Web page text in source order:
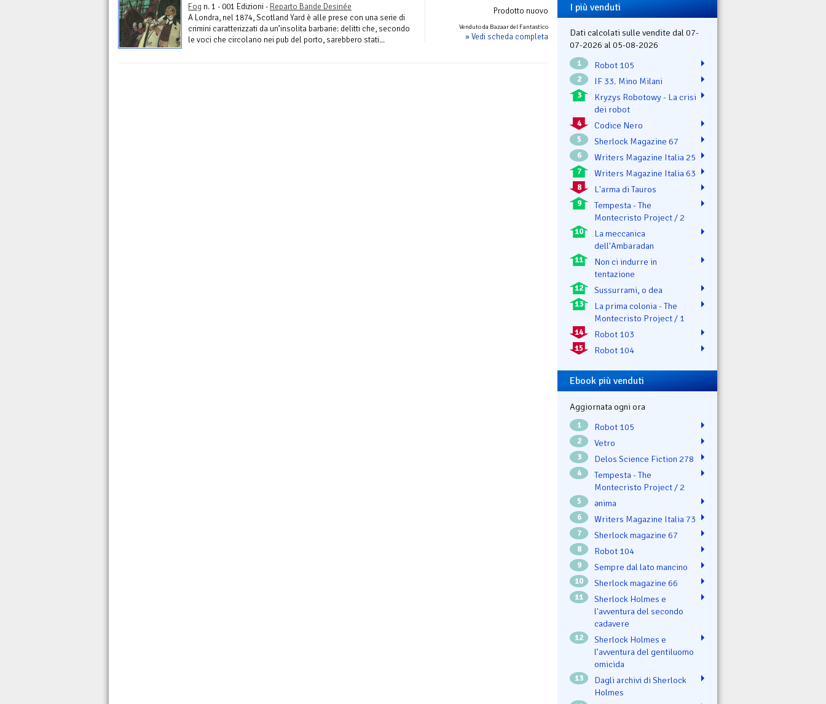
Prodotto nuovo
Venduto da Bazaar del Fantastico
» Vedi scheda completa
Fog n. 1 - 001 Edizioni - Reparto Bande Desinée
A Londra, nel 1874, Scotland Yard è alle prese con una serie di
crimini caratterizzati da un’insolita barbarie: delitti che, secondo
le voci che circolano nei pub del porto, sarebbero stati...
I più venduti
Dati calcolati sulle vendite dal 07-
07-2026 al 05-08-2026
1 Robot 105
2 IF 33. Mino Milani
3
Kryzys Robotowy - La crisi
dei robot
4 Codice Nero
5 Sherlock Magazine 67
6 Writers Magazine Italia 25
7 Writers Magazine Italia 63
8 L'arma di Tauros
9
Tempesta - The
Montecristo Project / 2
10
La meccanica
dell'Ambaradan
11
Non ci indurre in
tentazione
12 Sussurrami, o dea
13
La prima colonia - The
Montecristo Project / 1
14 Robot 103
15 Robot 104
Ebook più venduti
Aggiornata ogni ora
1 Robot 105
2 Vetro
3 Delos Science Fiction 278
4
Tempesta - The
Montecristo Project / 2
5 ənima
6 Writers Magazine Italia 73
7 Sherlock magazine 67
8 Robot 104
9 Sempre dal lato mancino
10 Sherlock magazine 66
11
Sherlock Holmes e
l'avventura del secondo
cadavere
12
Sherlock Holmes e
l’avventura del gentiluomo
omicida
13
Dagli archivi di Sherlock
Holmes